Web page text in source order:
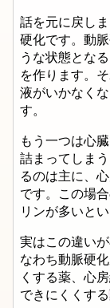
話を元に戻し
硬化です。動
うな状態とな
を作ります。
液がいかなく
す。
もう一つは心
詰まってしま
るのは主に、
です。この場
リンが多いと
実はこの違い
なわち動脈硬
くする薬、心
できにくくす